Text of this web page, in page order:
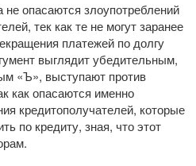
опасаются злоупотреблений
тек как те не могут заранее
платежей по долгу
выглядит убедительным,
«Ъ», выступают против
как опасаются именно
кредитополучателей, которые
по кредиту, зная, что этот